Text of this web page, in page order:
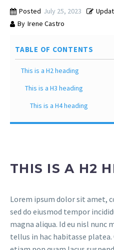
Posted July 25, 2023
By Irene Castro
TABLE OF CONTENTS
This is a H2 heading
This is a H3 heading
This is a H4 heading
THIS IS A H2
Lorem ipsum dolor sit amet,
sed do eiusmod tempor
magna aliqua. Id eu nisl nunc
tellus in hac habitasse